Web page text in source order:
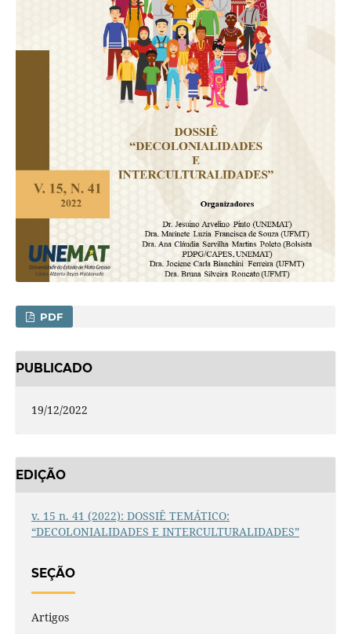
PDF
PUBLICADO
19/12/2022
EDIÇÃO
v. 15 n. 41 (2022): DOSSIÊ TEMÁTICO:
“DECOLONIALIDADES E INTERCULTURALIDADES”
SEÇÃO
Artigos